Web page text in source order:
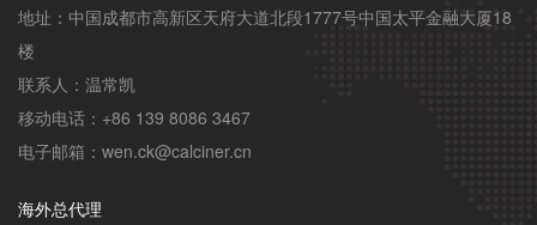
地址：中国成都市高新区天府大道北段1777号中国太平金融大厦18
楼
联系人：温常凯
移动电话：+86 139 8086 3467
电子邮箱：wen.ck@calciner.cn
海外总代理